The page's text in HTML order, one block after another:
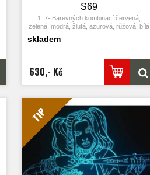
S69
1: 7- Barevných kombinací červená,
zelená, modrá, žlutá, azurová, růžová, bílá
rozsvítí jedna barva, stisknutím tlačítka se
další barva.
3: Automaticky režim změny barvy.
Stiskněte dotykové tlačítko na poslední
4: S napájecím adaptérem USB jej můžete
připojit k domácí zásuvce nebo k portu
USB počítače. Možnost vložení baterií.
5: Úspora energie. Výkon: 0.012kw.h / 24
hodin, Životnost LED: 50000 hodin
7: Tato lampa může být umístěna v ložnici,
dětském pokoji, obývacím pokoji, baru,
obchodě, kavárně, restauraci atd jako
dekorativní světlo.
skladem
630,- Kč
TIP